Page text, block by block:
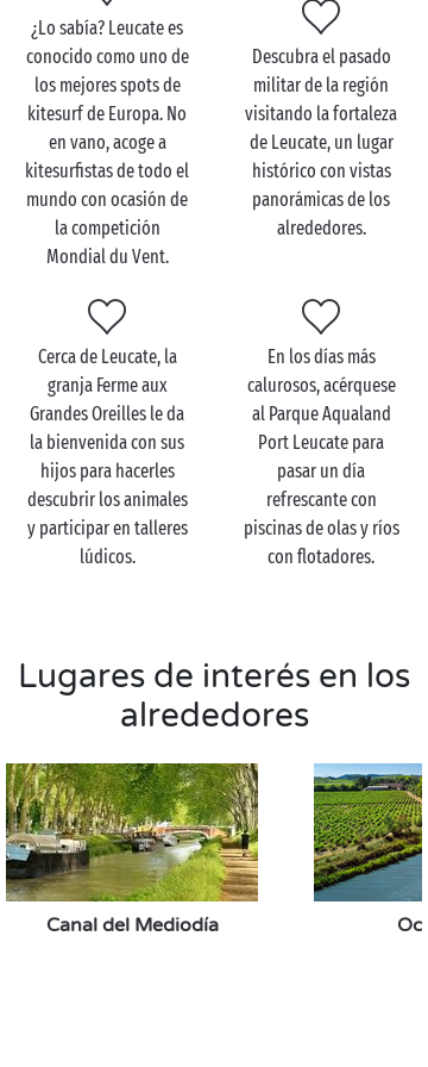
hasta Leucate para disfrutar de unas espectaculares
vistas del Mediterráneo? ¿Le gustan también las
actividades náuticas? ¡En Leucate no le faltará de
nada! ¡Sus aguas son perfectas para iniciarse en el
surfo el kitesurf!
Por la noche, vuelva a encontrar su camping Sandaya
y su restaurante para disfrutar de una cena para dos,
mientras comparte con su media naranja sus mejores
recuerdos del día.
¿Lo sabía? Leucate es
conocido como uno de
los mejores spots de
kitesurf de Europa. No
en vano, acoge a
kitesurfistas de todo el
mundo con ocasión de
la competición
Mondial du Vent.
Descubra el pasado
militar de la región
visitando la fortaleza
de Leucate, un lugar
histórico con vistas
panorámicas de los
alrededores.
Cerca de Leucate, la
granja Ferme aux
Grandes Oreilles le da
la bienvenida con sus
hijos para hacerles
descubrir los animales
y participar en talleres
lúdicos.
En los días más
calurosos, acérquese
al Parque Aqualand
Port Leucate para
pasar un día
refrescante con
piscinas de olas y ríos
con flotadores.
Lugares de interés en los
alrededores
Canal del Mediodía